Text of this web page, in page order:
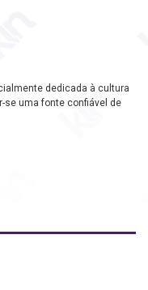
dedicada à cultura
se uma fonte confiável de